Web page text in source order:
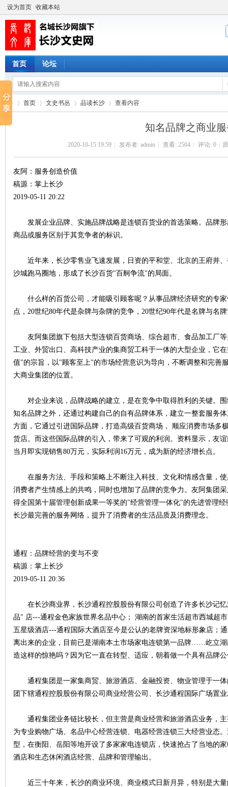
设为首页 收藏本站
首页 论坛
首页 文史书丛
›
品读长沙
›
查看内容
知名品牌之商业
2020-10-15 19:59 发布者: admin 查看: 2504 评论: 0
友阿：服务创造价值
稿源：掌上长沙
2019-05-11 20:22
发展企业品牌、实施品牌战略是连锁百货业的首选策略。品牌形
商品或服务区别于其竞争者的标识。
近年来，长沙零售业飞速发展，日资的平和堂、北京的王府井、
沙城跑马圈地，形成了长沙百货"百舸争流"的局面。
什么样的百货公司，才能吸引顾客呢？从事品牌经济研究的专家
点，20世纪80年代是杂牌与杂牌的竞争，20世纪90年代是名牌与名
友阿集团旗下包括大型连锁百货商场、综合超市、食品加工厂等
工业、外贸出口、高科技产业的集商贸工科于一体的大型企业，它
值"的宗旨，以"顾客至上"的市场经营意识为导向，不断调整和完善
大商业集团的位置。
对企业来说，品牌战略的建立，是在竞争中取得胜利的关键。围
知名品牌之外，还通过构建自己的自有品牌体系，建立一整套服务
方面，它通过引进国际品牌，打造高级百货商场， 顺应消费市场多
货店。而这些国际品牌的引入，带来了可观的利润。资料显示，友
当月即实现销售80万元，实际利润16万元，成为新的经济增长点。
在服务方法、手段和策略上不断注入科技、文化和情感含量，使
消费者产生情感上的共鸣，同时也增加了品牌的竞争力。友阿集团
得全国第十届管理创新成果一等奖的"经营管理一体化"的先进管理
长沙最完善的服务网络，提升了消费者的生活品质及消费理念。
通程：品牌经营的变与不变
稿源：掌上长沙
2019-05-11 20:36
在长沙商业界，长沙通程控股股份有限公司创造了许多长沙记忆
品" 店---通程金色家族世界名品中心； 湖南的首家生活超市西城超
五星级酒店---通程国际大酒店至今是公认的老牌资深地标形象店；
离出来的企业，目前已是湖南本土市场家电连锁第一品牌……屹立
造这样的惊艳吗？因为它一直在转型、适应，朝着做一个具有品牌
通程集团是一家集商贸、旅游酒店、金融投资、物业管理于一体
团下辖通程控股股份有限公司商业经营公司、长沙通程国际广场置
通程集团业务链比较长，但主营是商业经营和旅游酒店业务，主
为专业购物广场、名品中心经营连锁、电器经营连锁三大经营业态
型，在衡阳、岳阳等地开设了多家家电连锁店，快速抢占了当地的
酒店和生态休闲酒店经营、品牌和管理输出。
近三十年来，长沙的商业环境、商业模式日新月异，特别是大量